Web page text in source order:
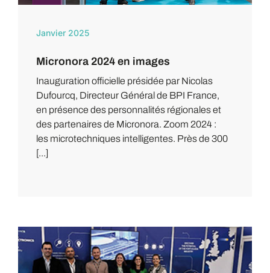
Janvier 2025
Micronora 2024 en images
Inauguration officielle présidée par Nicolas
Dufourcq, Directeur Général de BPI France,
en présence des personnalités régionales et
des partenaires de Micronora. Zoom 2024 :
les microtechniques intelligentes. Près de 300
[...]